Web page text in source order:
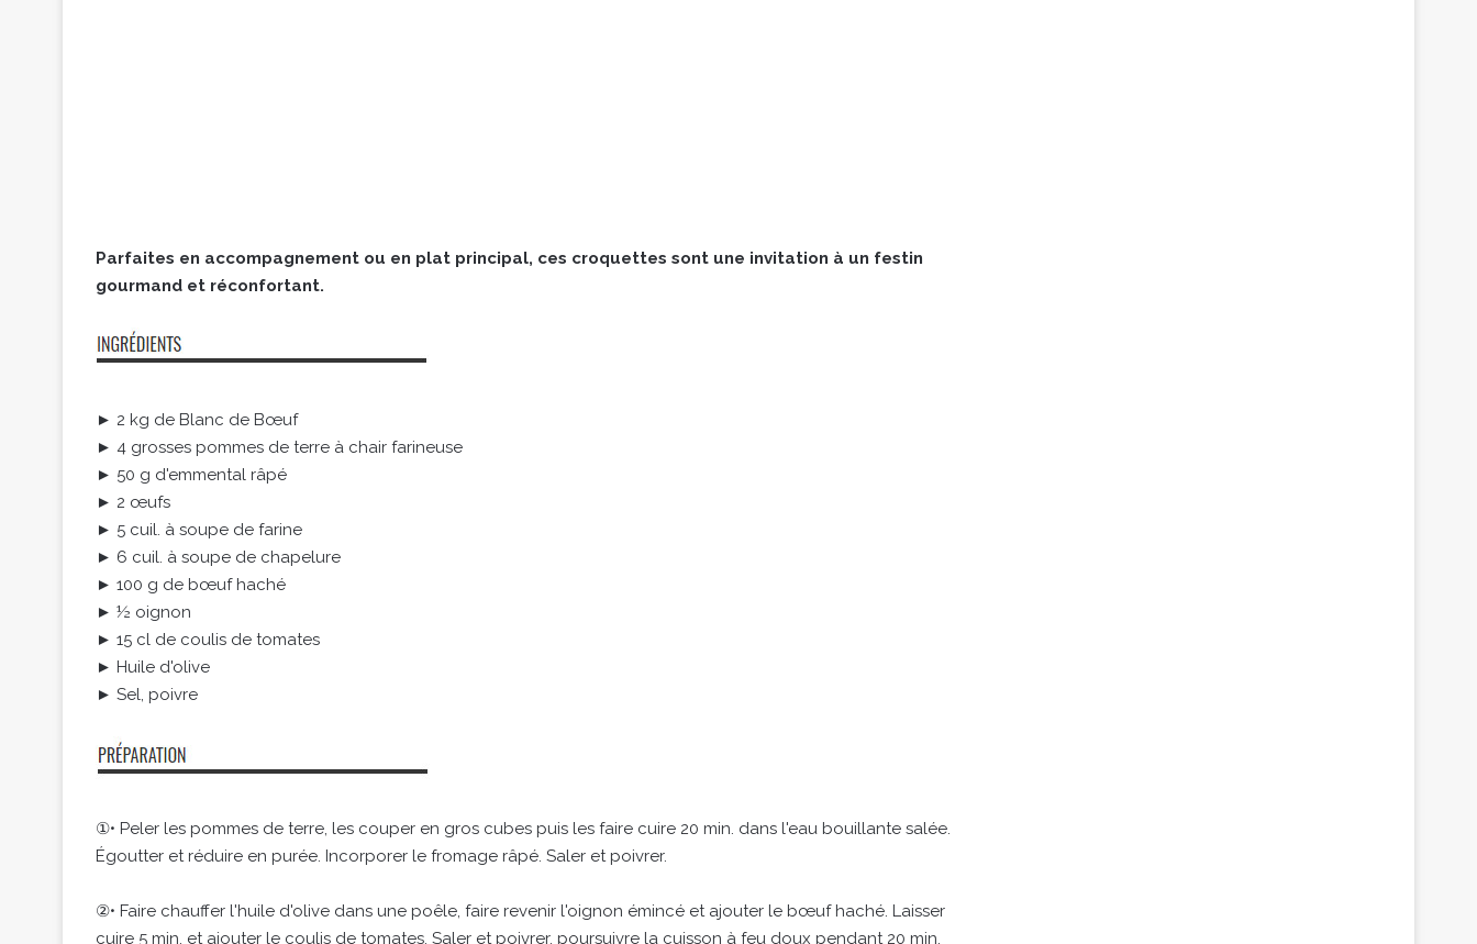
Parfaites en accompagnement ou en plat principal, ces croquettes sont une invitation à un festin
gourmand et réconfortant.
► 2 kg de Blanc de Bœuf
► 4 grosses pommes de terre à chair farineuse
► 50 g d'emmental râpé
► 2 œufs
► 5 cuil. à soupe de farine
► 6 cuil. à soupe de chapelure
► 100 g de bœuf haché
► ½ oignon
► 15 cl de coulis de tomates
► Huile d'olive
► Sel, poivre
①• Peler les pommes de terre, les couper en gros cubes puis les faire cuire 20 min. dans l'eau bouillante salée.
Égoutter et réduire en purée. Incorporer le fromage râpé. Saler et poivrer.
②• Faire chauffer l'huile d'olive dans une poêle, faire revenir l'oignon émincé et ajouter le bœuf haché. Laisser
cuire 5 min. et ajouter le coulis de tomates. Saler et poivrer, poursuivre la cuisson à feu doux pendant 20 min.